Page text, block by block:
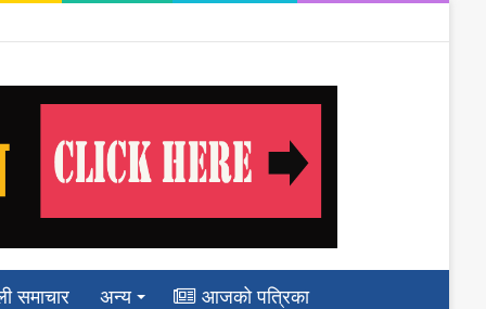
समाचार अन्य आजको पत्रिका